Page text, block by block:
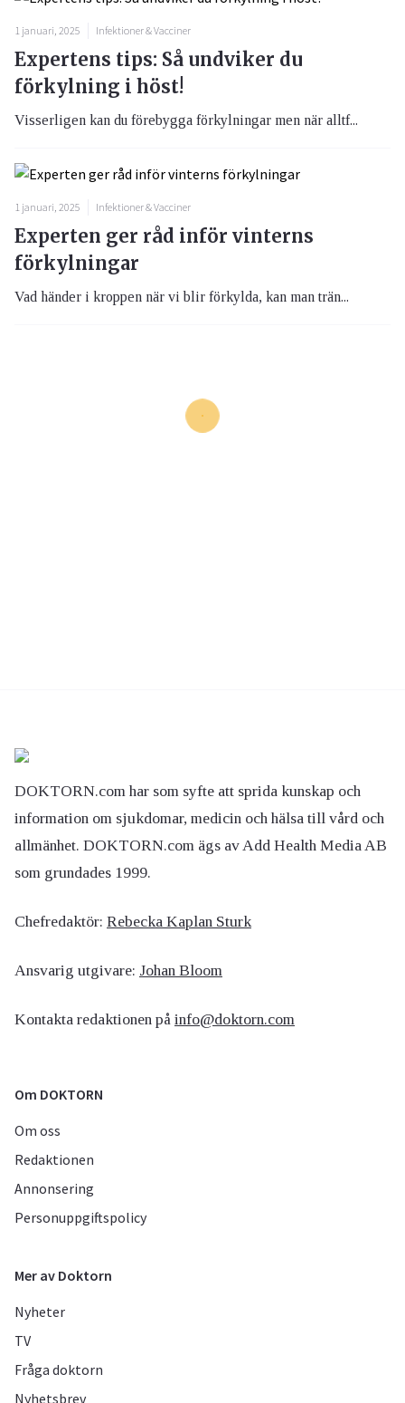
1 januari, 2025 Infektioner & Vacciner
Expertens tips: Så undviker du
förkylning i höst!
Visserligen kan du förebygga förkylningar men när alltf...
1 januari, 2025 Infektioner & Vacciner
Experten ger råd inför vinterns
förkylningar
Vad händer i kroppen när vi blir förkylda, kan man trän...
DOKTORN.com har som syfte att sprida kunskap och
information om sjukdomar, medicin och hälsa till vård och
allmänhet. DOKTORN.com ägs av Add Health Media AB
som grundades 1999.
Chefredaktör: Rebecka Kaplan Sturk
Ansvarig utgivare: Johan Bloom
Kontakta redaktionen på info@doktorn.com
Om DOKTORN
Om oss
Redaktionen
Annonsering
Personuppgiftspolicy
Mer av Doktorn
Nyheter
TV
Fråga doktorn
Nyhetsbrev